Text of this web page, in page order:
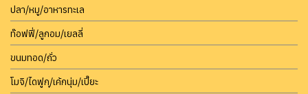
ปลา/หมู/อาหารทะเล
ท๊อฟฟี่/ลูกอม/เยลลี่
ขนมทอด/ถั่ว
โมจิ/ไดฟูกุ/เค้กนุ่ม/เปี๊ยะ